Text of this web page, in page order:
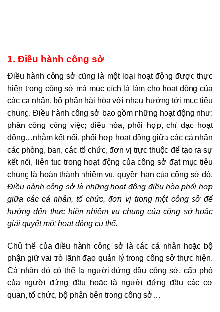
1. Điều hành công sở
Điều hành công sở cũng là một loại hoạt động được thực
hiện trong công sở mà mục đích là làm cho hoạt động của
các cá nhân, bộ phận hài hòa với nhau hướng tới mục tiêu
chung. Điều hành công sở bao gồm những hoạt động như:
phân công công việc; điều hòa, phối hợp, chỉ đạo hoạt
động…nhằm kết nối, phối hợp hoạt động giữa các cá nhân
các phòng, ban, các tổ chức, đơn vị trực thuộc để tạo ra sự
kết nối, liên tục trong hoạt động của công sở đạt mục tiêu
chung là hoàn thành nhiệm vụ, quyền hạn của công sở đó.
Điều hành công sở là những hoạt động điều hòa phối hợp
giữa các cá nhân, tổ chức, đơn vị trong một công sở để
hướng đến thực hiện nhiệm vụ chung của công sở hoặc
giải quyết một hoạt động cụ thể.
Chủ thể của điều hành công sở là các cá nhân hoặc bộ
phận giữ vai trò lãnh đạo quản lý trong công sở thực hiện.
Cá nhân đó có thể là người đứng đầu công sở, cấp phó
của người đứng đầu hoặc là người đứng đầu các cơ
quan, tổ chức, bộ phận bên trong công sở…